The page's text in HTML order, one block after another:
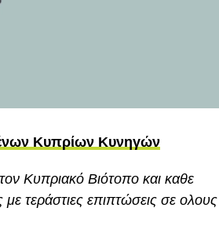
Κυπρίων Κυνηγών
Κυπριακό Βιότοπο και καθε
τεράστιες επιπτώσεις σε ολους